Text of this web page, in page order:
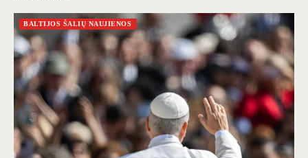
BALTIJOS ŠALIŲ NAUJIENOS